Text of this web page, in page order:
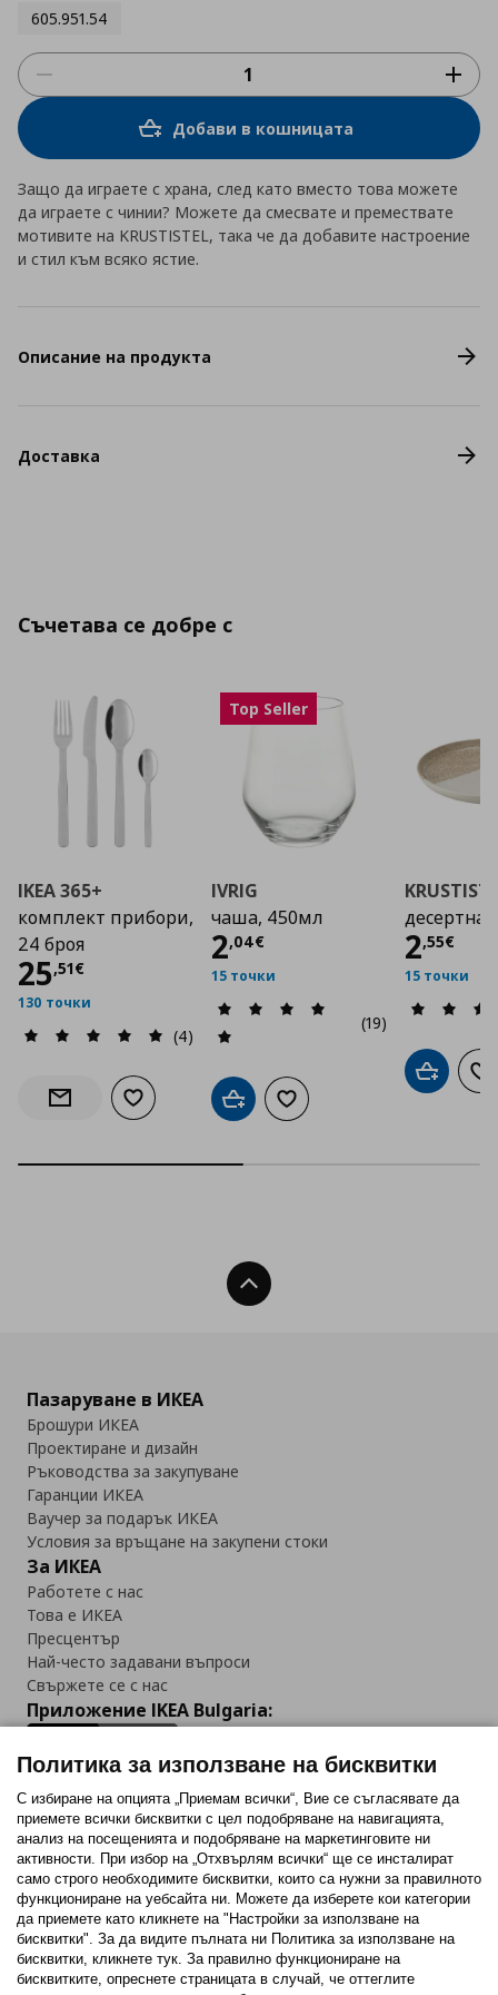
605.951.54
Добави в кошницата
Защо да играете с храна, след като вместо това можете
да играете с чинии? Можете да смесвате и премествате
мотивите на KRUSTISTEL, така че да добавите настроение
и стил към всяко ястие.
Описание на продукта
Доставка
Съчетава се добре с
IKEA 365+
комплект прибори,
24 броя
25,51€
Цена
130 точки
(4)
Информирай ме за наличност
Добави към списъка с любими
Top Seller
IVRIG
чаша, 450мл
2,04€
Цена
15 точки
(19)
Добави в кошницата
Добави към списъка с
десертна
2,55€
Цена
15 точки
Добави
Нагоре
Пазаруване в ИКЕА
Брошури ИКЕА
Проектиране и дизайн
Ръководства за закупуване
Гаранции ИКЕА
Ваучер за подарък ИКЕА
Условия за връщане на закупени стоки
За ИКЕА
Работете с нас
Това е ИКЕА
Пресцентър
Най-често задавани въпроси
Свържете се с нас
Приложение IKEA Bulgaria:
Последвайте ни:
FacebookTwitterYoutubePinterestInstagram
Политика за използване на бисквитки
С избиране на опцията „Приемам всички“, Вие се съгласявате да
приемете всички бисквитки с цел подобряване на навигацията,
анализ на посещенията и подобряване на маркетинговите ни
активности. При избор на „Отхвърлям всички“ ще се инсталират
само строго необходимитe бисквитки, които са нужни за правилното
функциониране на уебсайта ни. Можете да изберете кои категории
да приемете като кликнете на "Настройки за използване на
бисквитки". За да видите пълната ни Политика за използване на
бисквитки, кликнете тук. За правилно функциониране на
бисквитките, опреснете страницата в случай, че оттеглите